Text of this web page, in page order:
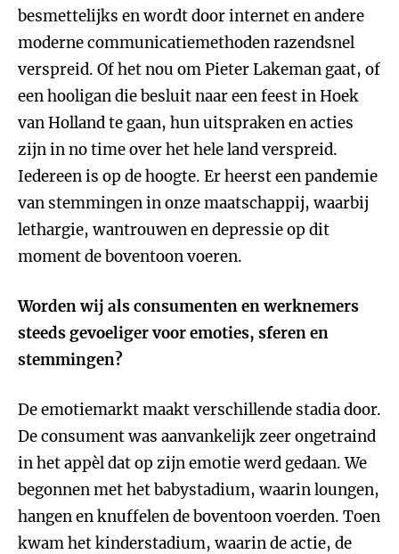
besmettelijks en wordt door internet en andere
moderne communicatiemethoden razendsnel
verspreid. Of het nou om Pieter Lakeman gaat, of
een hooligan die besluit naar een feest in Hoek
van Holland te gaan, hun uitspraken en acties
zijn in no time over het hele land verspreid.
Iedereen is op de hoogte. Er heerst een pandemie
van stemmingen in onze maatschappij, waarbij
lethargie, wantrouwen en depressie op dit
moment de boventoon voeren.
Worden wij als consumenten en werknemers
steeds gevoeliger voor emoties, sferen en
stemmingen?
De emotiemarkt maakt verschillende stadia door.
De consument was aanvankelijk zeer ongetraind
in het appèl dat op zijn emotie werd gedaan. We
begonnen met het babystadium, waarin loungen,
hangen en knuffelen de boventoon voerden. Toen
kwam het kinderstadium, waarin de actie, de